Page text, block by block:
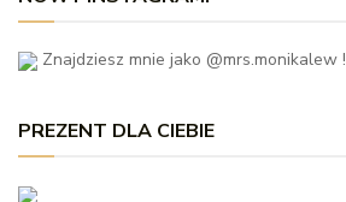
Znajdziesz mnie jako @mrs.monikalew !
PREZENT DLA CIEBIE